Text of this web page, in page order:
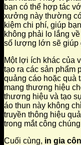
bạn có thể hợp tác
xưởng này thường
kiệm chi phí, giúp
không phải lo lắng
số lượng lớn sẽ giúp
Một lợi ích khác của
tạo ra các sản phẩm
quảng cáo hoặc quà
mang thương hiệu
thương hiệu và tạo
áo thun này không
truyền thông hiệu
trong mắt công
Cuối cùng, in gia